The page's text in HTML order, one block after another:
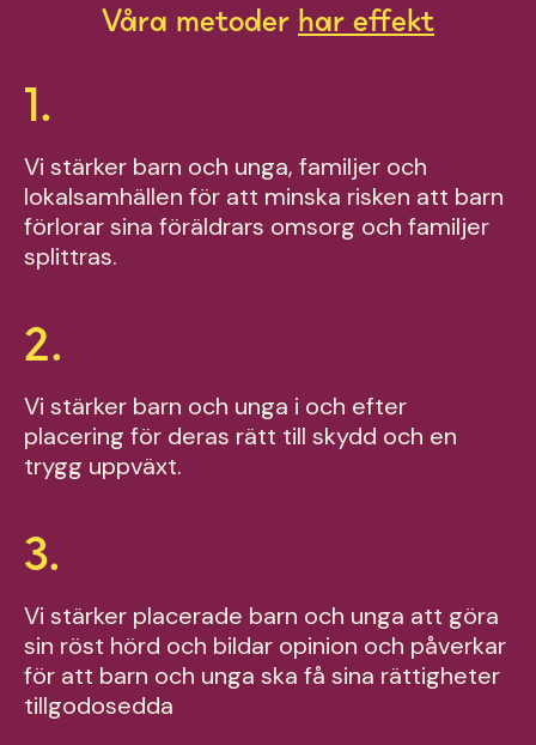
Våra metoder har effekt
1.
Vi stärker barn och unga, familjer och
lokalsamhällen för att minska risken att barn
förlorar sina föräldrars omsorg och familjer
splittras.
2.
Vi stärker barn och unga i och efter
placering för deras rätt till skydd och en
trygg uppväxt.
3.
Vi stärker placerade barn och unga att göra
sin röst hörd och bildar opinion och påverkar
för att barn och unga ska få sina rättigheter
tillgodosedda